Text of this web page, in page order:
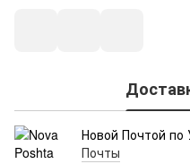
Новой Почтой по
Почты